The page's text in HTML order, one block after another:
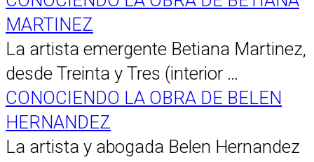
MARTINEZ
La artista emergente Betiana Martinez,
desde Treinta y Tres (interior …
CONOCIENDO LA OBRA DE BELEN
HERNANDEZ
La artista y abogada Belen Hernandez